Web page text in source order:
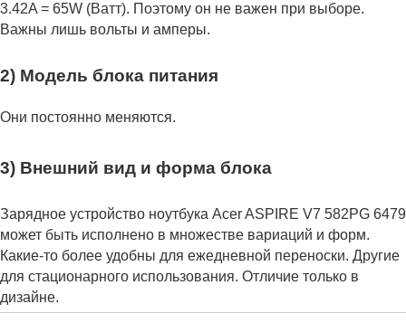
3.42A = 65W (Ватт). Поэтому он не важен при выборе.
Важны лишь вольты и амперы.
2) Модель блока питания
Они постоянно меняются.
3) Внешний вид и форма блока
Зарядное устройство ноутбука Acer ASPIRE V7 582PG 6479
может быть исполнено в множестве вариаций и форм.
Какие-то более удобны для ежедневной переноски. Другие
для стационарного использования. Отличие только в
дизайне.